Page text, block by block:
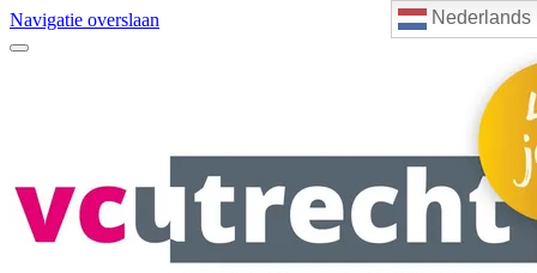
Nederlands
Navigatie overslaan